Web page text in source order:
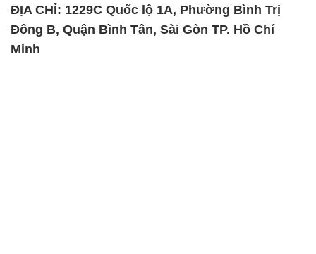
ĐỊA CHỈ: 1229C Quốc lộ 1A, Phường Bình Trị
Đông B, Quận Bình Tân, Sài Gòn TP. Hồ Chí
Minh